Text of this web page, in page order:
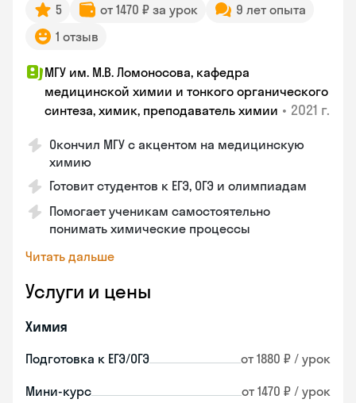
5 от 1470 ₽ за урок
9 лет опыта
1 отзыв
МГУ им. М.В. Ломоносова, кафедра
медицинской химии и тонкого органического
синтеза, химик, преподаватель химии • 2021 г.
Окончил МГУ с акцентом на медицинскую
химию
Готовит студентов к ЕГЭ, ОГЭ и олимпиадам
Помогает ученикам самостоятельно
понимать химические процессы
Читать дальше
Услуги и цены
Химия
Подготовка к ЕГЭ/ОГЭ от 1880 ₽ / урок
Мини-курс от 1470 ₽ / урок